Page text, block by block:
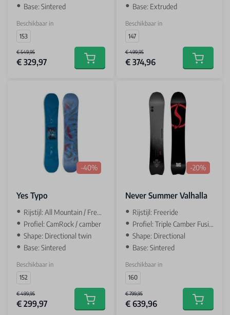
Base: Sintered
Beschikbaar in
153
€ 549,95
€ 329,97 Add to cart
Base: Extruded
Beschikbaar in
147
€ 499,95
€ 374,96 Add to
-40%
Yes Typo
Rijstijl: All Mountain / Freestyle
Profiel: CamRock / camber
Shape: Directional twin
Base: Sintered
Beschikbaar in
152
€ 499,95
€ 299,97 Add to cart
-20%
Never Summer Valhalla
Rijstijl: Freeride
Profiel: Triple Camber Fusion
Shape: Directional
Base: Sintered
Beschikbaar in
160
€ 799,95
€ 639,96 Add to